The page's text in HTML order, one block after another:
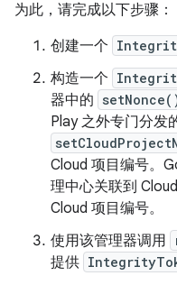
为此，请完成以下步骤：
创建一个
构造一个
器中的
Play 之外专门分发
Cloud 项目编号。
理中心关联到
Cloud 项目编号。
使用该管理器调用
提供